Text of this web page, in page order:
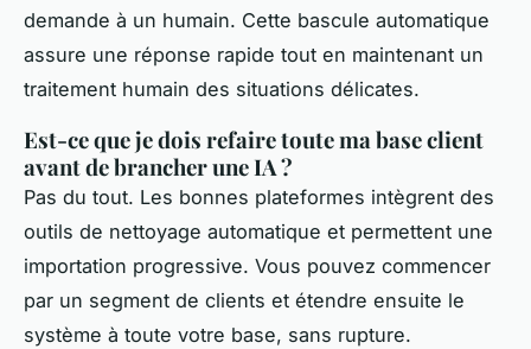
demande à un humain. Cette bascule automatique
assure une réponse rapide tout en maintenant un
traitement humain des situations délicates.
Est-ce que je dois refaire toute ma base client
avant de brancher une IA ?
Pas du tout. Les bonnes plateformes intègrent des
outils de nettoyage automatique et permettent une
importation progressive. Vous pouvez commencer
par un segment de clients et étendre ensuite le
système à toute votre base, sans rupture.